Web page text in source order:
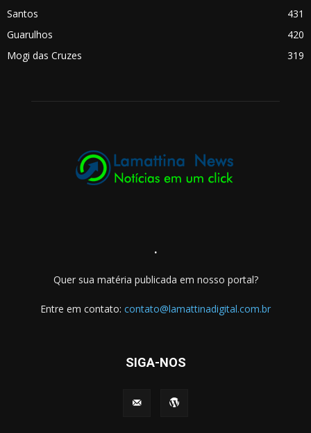
Santos
431
Guarulhos
420
Mogi das Cruzes
319
.
Quer sua matéria publicada em nosso portal?
Entre em contato: contato@lamattinadigital.com.br
SIGA-NOS